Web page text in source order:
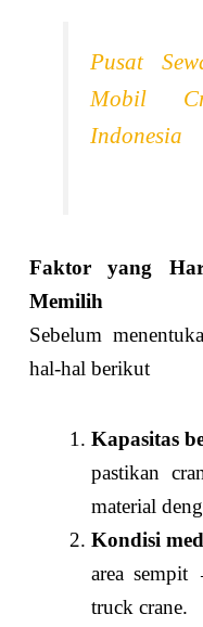
Pusat
Mobil
Indonesia
Faktor yang
Memilih
Sebelum
hal-hal berikut
Kapasitas
pastikan
material
Kondisi
area
truck crane.